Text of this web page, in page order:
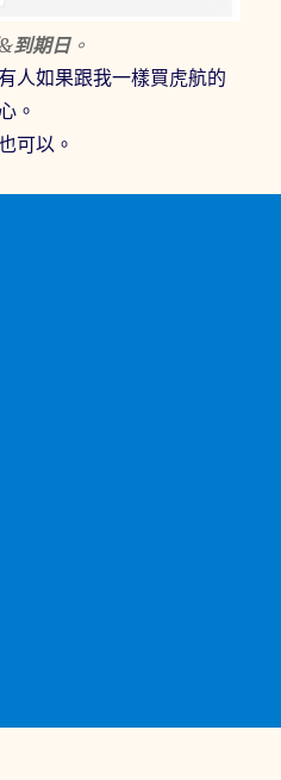
到期日。
人如果跟我一樣買虎航的
。
可以。